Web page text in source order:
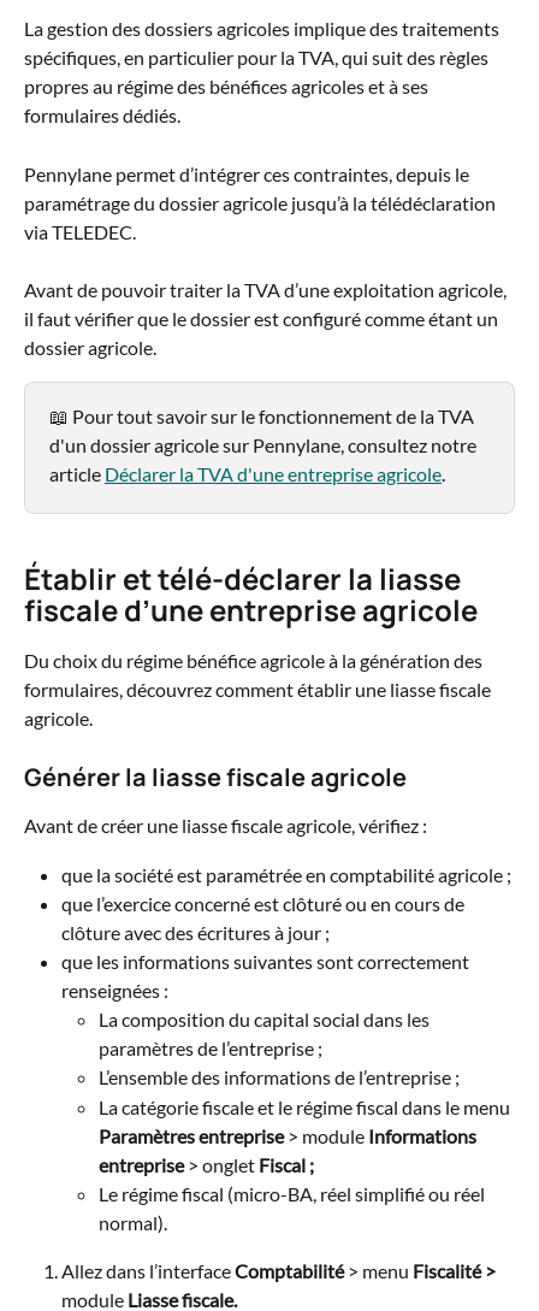
La gestion des dossiers agricoles implique des traitements
spécifiques, en particulier pour la TVA, qui suit des règles
propres au régime des bénéfices agricoles et à ses
formulaires dédiés.
Pennylane permet d’intégrer ces contraintes, depuis le
paramétrage du dossier agricole jusqu’à la télédéclaration
via TELEDEC.
Avant de pouvoir traiter la TVA d’une exploitation agricole,
il faut vérifier que le dossier est configuré comme étant un
dossier agricole.
📖 Pour tout savoir sur le fonctionnement de la TVA
d'un dossier agricole sur Pennylane, consultez notre
article Déclarer la TVA d'une entreprise agricole.
Établir et télé-déclarer la liasse
fiscale d’une entreprise agricole
Du choix du régime bénéfice agricole à la génération des
formulaires, découvrez comment établir une liasse fiscale
agricole.
Générer la liasse fiscale agricole
Avant de créer une liasse fiscale agricole, vérifiez :
que la société est paramétrée en comptabilité agricole ;
que l’exercice concerné est clôturé ou en cours de
clôture avec des écritures à jour ;
que les informations suivantes sont correctement
renseignées :
La composition du capital social dans les
paramètres de l’entreprise ;
L’ensemble des informations de l’entreprise ;
La catégorie fiscale et le régime fiscal dans le menu
Paramètres entreprise > module Informations
entreprise > onglet Fiscal ;
Le régime fiscal (micro-BA, réel simplifié ou réel
normal).
Allez dans l’interface Comptabilité > menu Fiscalité >
module Liasse fiscale.